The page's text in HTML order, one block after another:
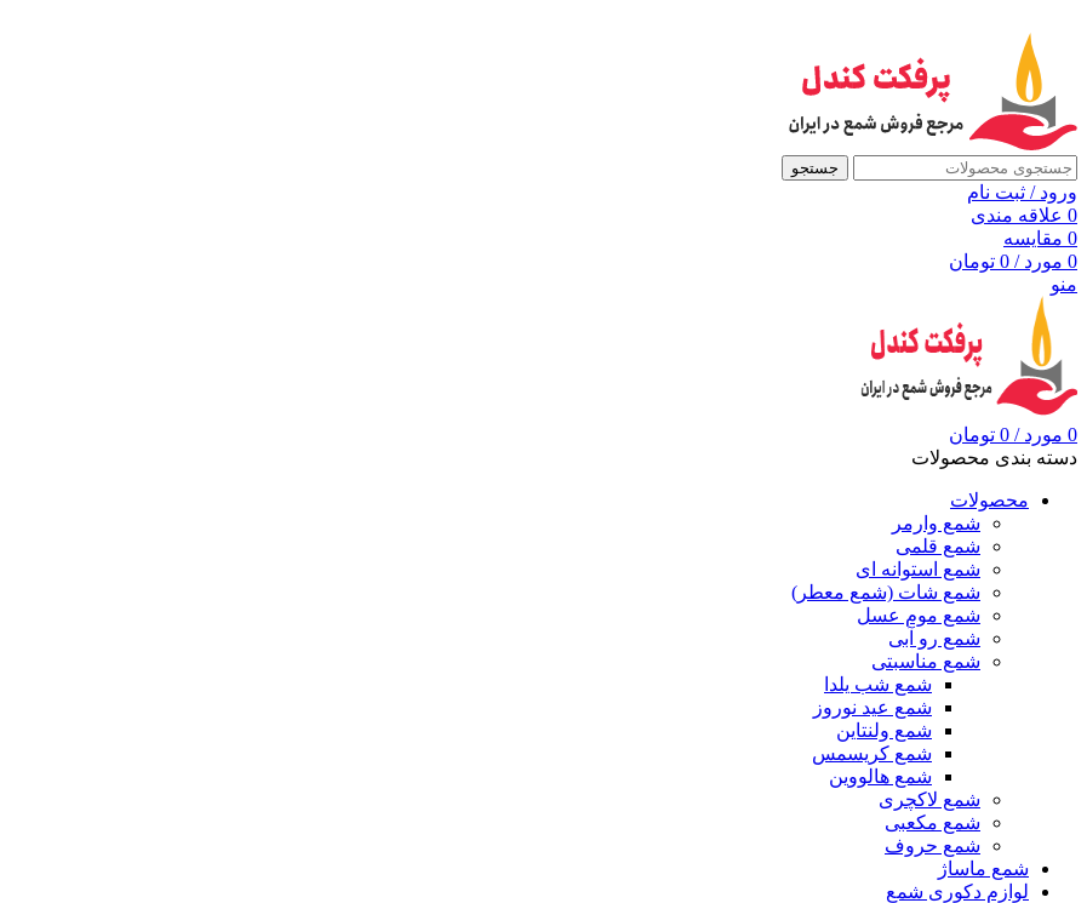
جستجو
ورود / ثبت نام
0 علاقه مندی
0 مقايسه
0 مورد /
0 تومان
منو
0 مورد /
0 تومان
دسته بندی محصولات
محصولات
شمع وارمر
شمع قلمی
شمع استوانه ای
شمع شات (شمع معطر)
شمع موم عسل
شمع رو آبی
شمع مناسبتی
شمع شب یلدا
شمع عید نوروز
شمع ولنتاین
شمع کریسمس
شمع هالووین
شمع لاکچری
شمع مکعبی
شمع حروف
شمع ماساژ
لوازم دکوری شمع